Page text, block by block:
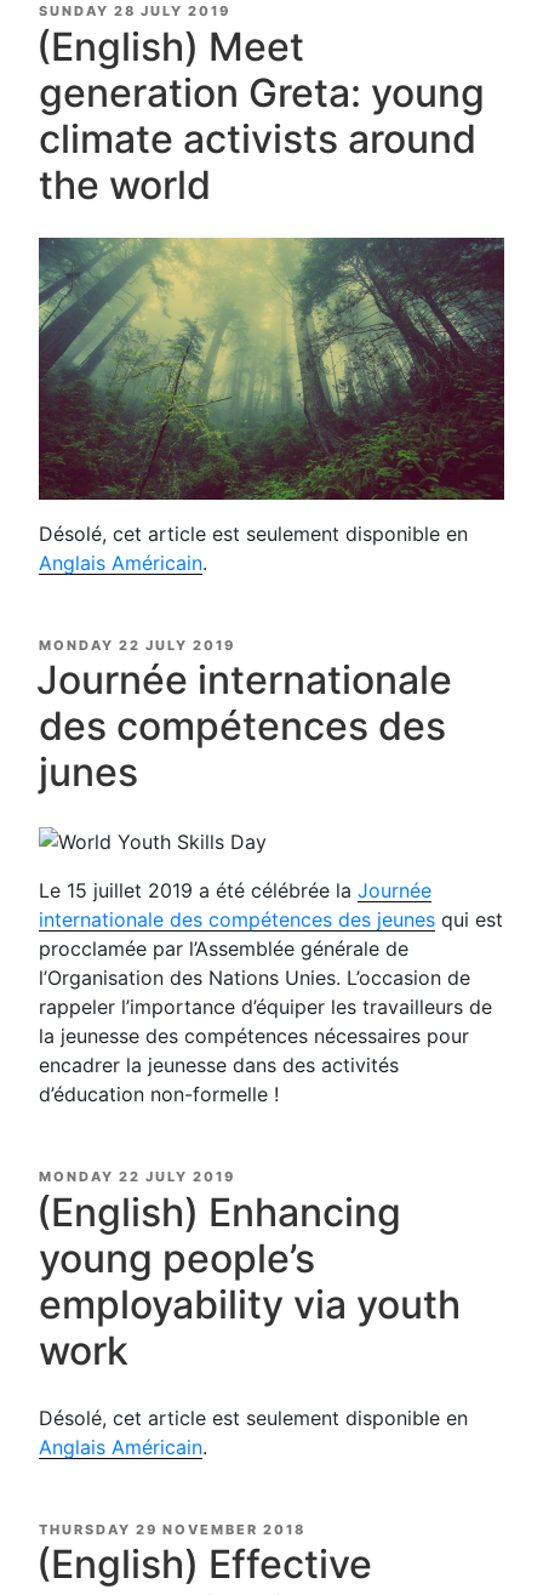
POSTED
ON
SUNDAY 28 JULY 2019
(English) Meet
generation Greta: young
climate activists around
the world
Désolé, cet article est seulement disponible en
Anglais Américain.
POSTED
ON
MONDAY 22 JULY 2019
Journée internationale
des compétences des
junes
Le 15 juillet 2019 a été célébrée la Journée
internationale des compétences des jeunes qui est
procclamée par l’Assemblée générale de
l’Organisation des Nations Unies. L’occasion de
rappeler l’importance d’équiper les travailleurs de
la jeunesse des compétences nécessaires pour
encadrer la jeunesse dans des activités
d’éducation non-formelle !
POSTED
ON
MONDAY 22 JULY 2019
(English) Enhancing
young people’s
employability via youth
work
Désolé, cet article est seulement disponible en
Anglais Américain.
POSTED
ON
THURSDAY 29 NOVEMBER 2018
(English) Effective